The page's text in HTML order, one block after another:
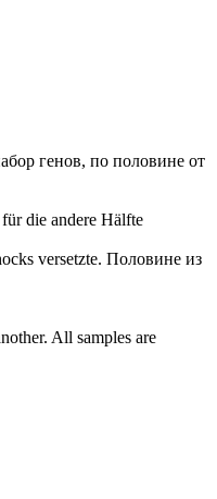
генов, по половине от
die andere Hälfte
versetzte. Половине из
All samples are